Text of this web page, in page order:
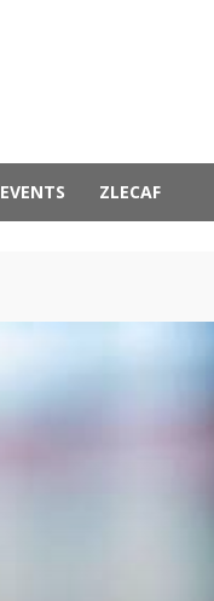
EVENTS ZLECAF